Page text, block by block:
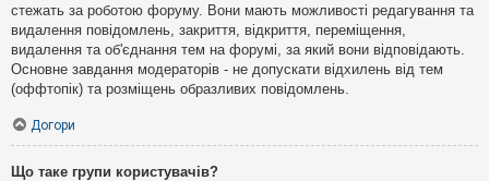
стежать за роботою форуму. Вони мають можливості редагування та
видалення повідомлень, закриття, відкриття, переміщення,
видалення та об'єднання тем на форумі, за який вони відповідають.
Основне завдання модераторів - не допускати відхилень від тем
(оффтопік) та розміщень образливих повідомлень.
Догори
Що таке групи користувачів?